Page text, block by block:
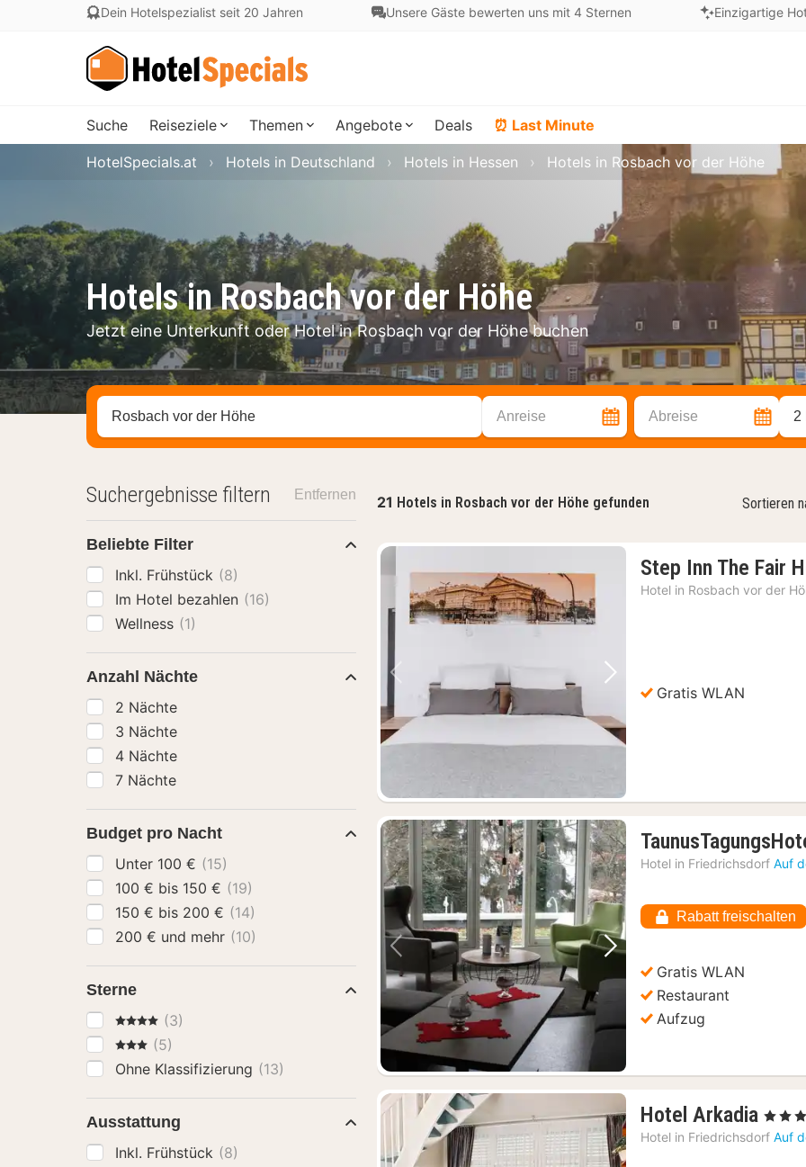
Dein Hotelspezialist seit 20 Jahren Unsere Gäste bewerten uns mit 4 Sternen Einzigartige
Suche Reiseziele Themen Angebote Deals ⏰ Last Minute
Hotels in Rosbach vor der Höhe
Jetzt eine Unterkunft oder Hotel in Rosbach vor der Höhe buchen
HotelSpecials.at Hotels in Deutschland Hotels in Hessen Hotels in Rosbach vor der Höhe
Stadt, Region oder Hotel suchen Anreise Abreise 2
21 Hotels in Rosbach vor der Höhe gefunden Sortieren
Vorheriges Bild Nächstes Bild
Step Inn The Fair
Hotel in Rosbach vor der
Gratis WLAN
Vorheriges Bild Nächstes Bild
Hotel in Friedrichsdorf Auf
Rabatt freischalten
Gratis WLAN
Restaurant
Aufzug
Hotel Arkadia 1
, 3 Sterne
Hotel in Friedrichsdorf Auf
Suchergebnisse filtern Entfernen
Beliebte Filter
Inkl. Frühstück (8)
Im Hotel bezahlen (16)
Wellness (1)
Anzahl Nächte
2 Nächte
3 Nächte
4 Nächte
7 Nächte
Budget pro Nacht
Unter 100 € (15)
100 € bis 150 € (19)
150 € bis 200 € (14)
200 € und mehr (10)
Sterne
4 Sterne(3)
3 Sterne
(5)
Ohne Klassifizierung (13)
Ausstattung
Inkl. Frühstück (8)